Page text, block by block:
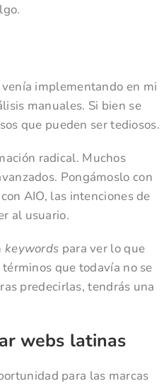
implementando en mi
manuales. Si bien se
que pueden ser tediosos.
radical. Muchos
Pongámoslo con
AIO, las intenciones de
al usuario.
keywords para ver lo que
que todavía no se
predecirlas, tendrás una
webs latinas
para las marcas